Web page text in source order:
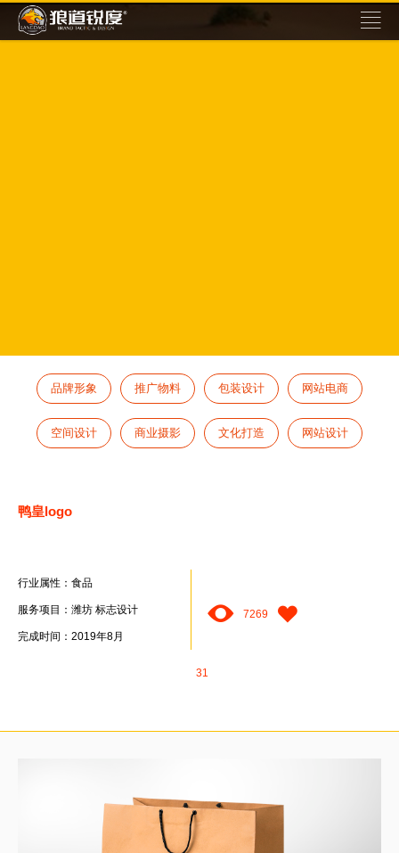
品牌形象 推广物料 包装设计 网站电商
空间设计 商业摄影 文化打造 网站设计
鸭皇logo
行业属性：食品
服务项目：潍坊 标志设计
完成时间：2019年8月
7269
31